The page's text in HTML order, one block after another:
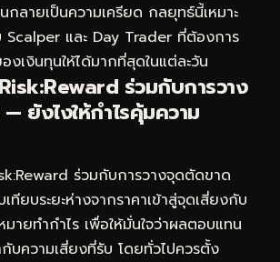
กลายเป็นความเครียด กลยุทธ์นี้เหมาะ
Scalper และ Day Trader ที่ต้องการ
งเงินทุนให้ได้มากที่สุดในแต่ละวัน
ร่วมกับการวาง
ยังไงให้กำไรคุ้มความ
ร่วมกับการวางจุดตัดขาด
ทียบระยะห่างจากราคาเข้าสู่จุดเสี่ยงกับ
มายทำกำไร เพื่อให้มั่นใจว่าผลตอบแทน
บความเสี่ยงที่รับ โดยทั่วไปควรตั้ง